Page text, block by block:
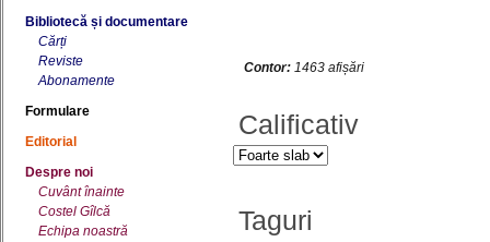
Contor: 1463 afișări
Calificativ
Taguri
Bibliotecă și documentare
Cărți
Reviste
Abonamente
Formulare
Editorial
Despre noi
Cuvânt înainte
Costel Gîlcă
Echipa noastră